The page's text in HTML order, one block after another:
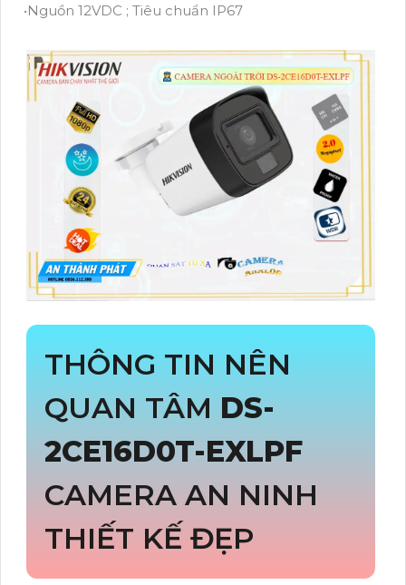
•Nguồn 12VDC ; Tiêu chuẩn IP67
THÔNG TIN NÊN
QUAN TÂM DS-
2CE16D0T-EXLPF
CAMERA AN NINH
THIẾT KẾ ĐẸP